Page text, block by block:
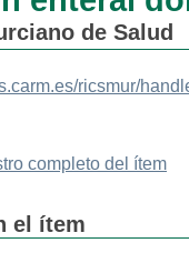
de Salud
ricsmur/
completo del ítem
el ítem